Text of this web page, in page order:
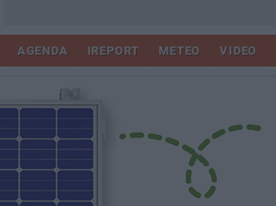
AGENDA IREPORT METEO VIDEO